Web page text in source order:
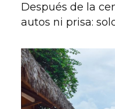
Después de la
autos ni prisa: